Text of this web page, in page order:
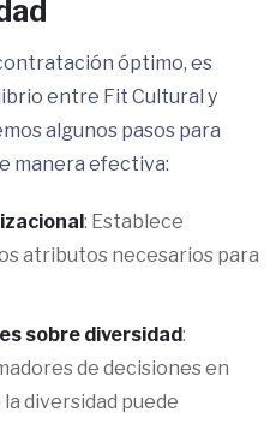
óptimo, es
entre Fit Cultural y
algunos pasos para
manera efectiva:
: Establece
atributos necesarios para
sobre diversidad:
de decisiones en
diversidad puede